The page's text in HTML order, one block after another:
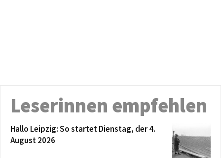
Leserinnen empfehlen
Hallo Leipzig: So startet Dienstag, der 4.
August 2026